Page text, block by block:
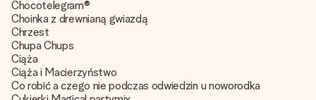
Chocotelegram®
Choinka z drewnianą gwiazdą
Chrzest
Chupa Chups
Ciąża
Ciąża i Macierzyństwo
Co robić a czego nie podczas odwiedzin u noworodka